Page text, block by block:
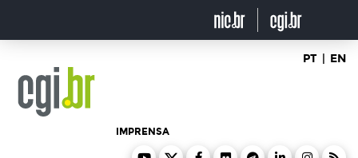
o
PT | EN
IMPRENSA